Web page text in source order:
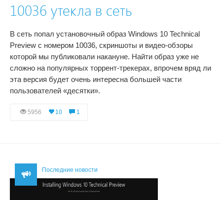
10036 утекла в сеть
В сеть попал установочный образ Windows 10 Technical
Preview с номером 10036, скриншоты и видео-обзоры
которой мы публиковали накануне. Найти образ уже не
сложно на популярных торрент-трекерах, впрочем вряд ли
эта версия будет очень интересна большей части
пользователей «десятки».
5956 10 1
Последние новости